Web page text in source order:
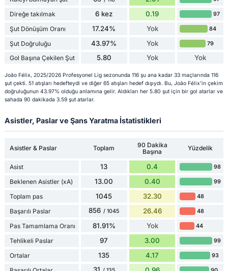
Direğe takılmak 6 kez 0.19 97
Şut Dönüşüm Oranı 17.24% Yok 84
Şut Doğruluğu 43.97% Yok 79
Gol Başına Çekilen Şut 5.80 Yok Yok
João Félix, 2025/2026 Profesyonel Lig sezonunda 116 şu ana kadar 33 maçlarında 116
şut çekti. 51 atışları hedefteydi ve diğer 65 atışları hedef dışıydı. Bu, João Félix'in çekim
doğruluğunun 43.97% olduğu anlamına gelir. Aldıkları her 5.80 şut için bir gol atarlar ve
sahada 90 dakikada 3.59 şut atarlar.
Asistler, Paslar ve Şans Yaratma İstatistikleri
Asistler & Paslar Toplam
90 Dakika
Başına
Yüzdelik
Asist 13 0.4 98
Beklenen Asistler (xA) 13.00 0.40 99
Toplam pas 1045 32.30 48
Başarılı Paslar 856 / 1045 26.46 48
Pas Tamamlama Oranı 81.91% Yok 44
Tehlikeli Paslar 97 3.00 99
Ortalar 135 4.17 93